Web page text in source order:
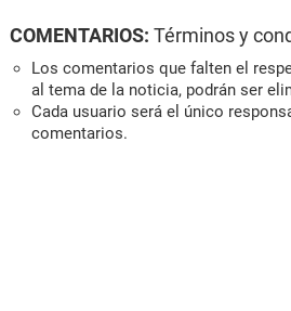
COMENTARIOS: Términos y
Los comentarios que falten el
al tema de la noticia, podrán ser
Cada usuario será el único
comentarios.